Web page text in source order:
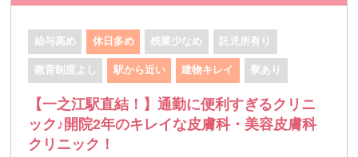
給与高め 休日多め 残業少なめ 託児所有り
教育制度よし 駅から近い 建物キレイ 寮あり
【一之江駅直結！】通勤に便利すぎるクリニ
ック♪開院2年のキレイな皮膚科・美容皮膚科
クリニック！